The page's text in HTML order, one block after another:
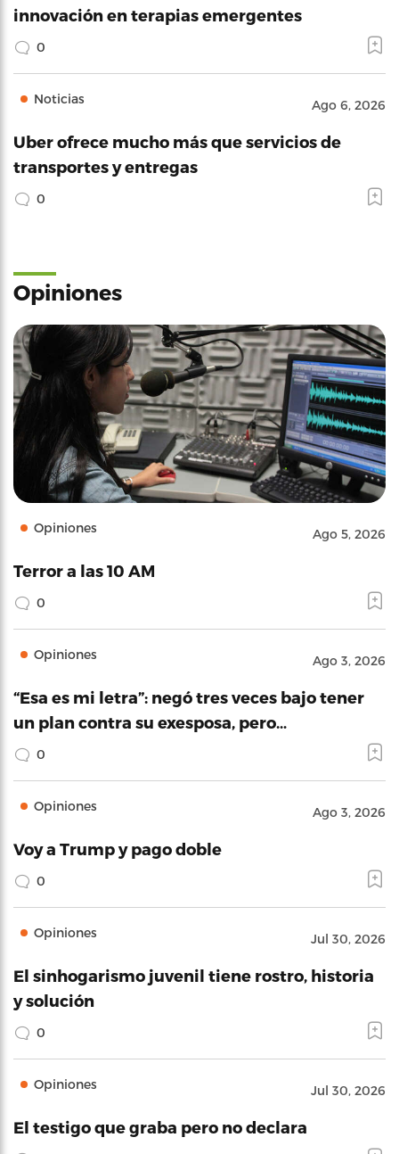
innovación en terapias emergentes
0
Noticias Ago 6, 2026
Uber ofrece mucho más que servicios de
transportes y entregas
0
Opiniones
Opiniones Ago 5, 2026
Terror a las 10 AM
0
Opiniones Ago 3, 2026
“Esa es mi letra”: negó tres veces bajo tener
un plan contra su exesposa, pero…
0
Opiniones Ago 3, 2026
Voy a Trump y pago doble
0
Opiniones Jul 30, 2026
El sinhogarismo juvenil tiene rostro, historia
y solución
0
Opiniones Jul 30, 2026
El testigo que graba pero no declara